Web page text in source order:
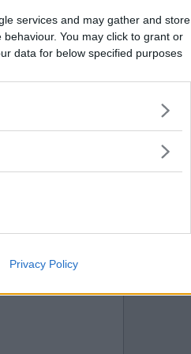
services and may gather and store
You may click to grant or
data for below specified purposes
Privacy Policy
Vill du bli
medlem?